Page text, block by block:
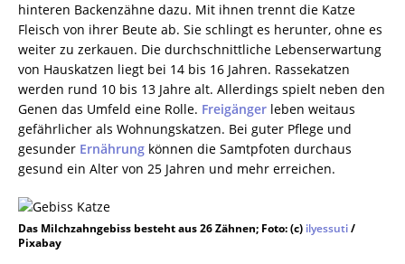
hinteren Backenzähne dazu. Mit ihnen trennt die Katze
Fleisch von ihrer Beute ab. Sie schlingt es herunter, ohne es
weiter zu zerkauen. Die durchschnittliche Lebenserwartung
von Hauskatzen liegt bei 14 bis 16 Jahren. Rassekatzen
werden rund 10 bis 13 Jahre alt. Allerdings spielt neben den
Genen das Umfeld eine Rolle. Freigänger leben weitaus
gefährlicher als Wohnungskatzen. Bei guter Pflege und
gesunder Ernährung können die Samtpfoten durchaus
gesund ein Alter von 25 Jahren und mehr erreichen.
Das Milchzahngebiss besteht aus 26 Zähnen; Foto: (c) ilyessuti/
Pixabay